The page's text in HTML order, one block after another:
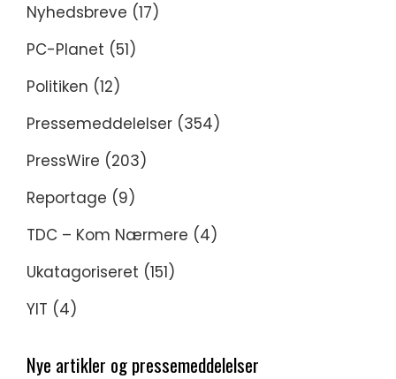
Nyhedsbreve (17)
PC-Planet (51)
Politiken (12)
Pressemeddelelser (354)
PressWire (203)
Reportage (9)
TDC – Kom Nærmere (4)
Ukatagoriseret (151)
YIT (4)
Nye artikler og pressemeddelelser